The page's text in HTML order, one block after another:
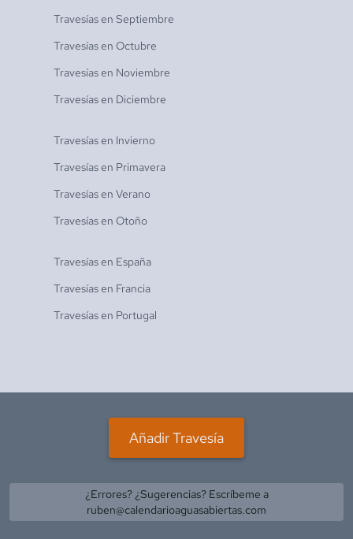
Travesías en Septiembre
Travesías en Octubre
Travesías en Noviembre
Travesías en Diciembre
Travesías en Invierno
Travesías en Primavera
Travesías en Verano
Travesías en Otoño
Travesías en España
Travesías en Francia
Travesías en Portugal
Añadir Travesía
¿Errores? ¿Sugerencias? Escríbeme a
ruben@calendarioaguasabiertas.com